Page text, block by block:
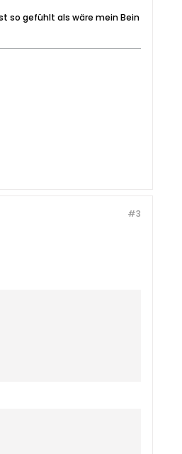
so gefühlt als wäre mein Bein
#3